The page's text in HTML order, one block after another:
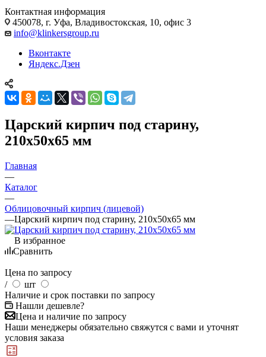
Контактная информация
450078, г. Уфа, Владивостокская, 10, офис 3
info@klinkersgroup.ru
Вконтакте
Яндекс.Дзен
Царский кирпич под старину,
210х50х65 мм
Главная
—
Каталог
—
Облицовочный кирпич (лицевой)
—Царский кирпич под старину, 210х50х65 мм
В избранное
Сравнить
Цена по запросу
/
шт
Наличие и срок поставки по запросу
Нашли дешевле?
Цена и наличие по запросу
Наши менеджеры обязательно свяжутся с вами и уточнят
условия заказа